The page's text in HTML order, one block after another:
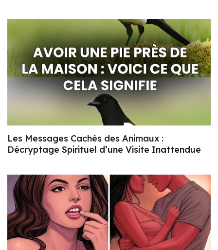
Les Messages Cachés des Animaux :
Décryptage Spirituel d’une Visite Inattendue